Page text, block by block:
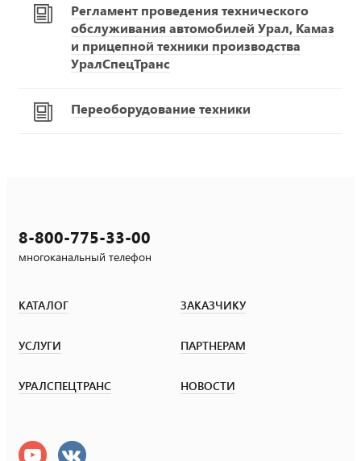
Регламент проведения технического
обслуживания автомобилей Урал, Камаз
и прицепной техники производства
УралСпецТранс
Переоборудование техники
8-800-775-33-00
многоканальный телефон
КАТАЛОГ ЗАКАЗЧИКУ
УСЛУГИ ПАРТНЕРАМ
УРАЛСПЕЦТРАНС НОВОСТИ